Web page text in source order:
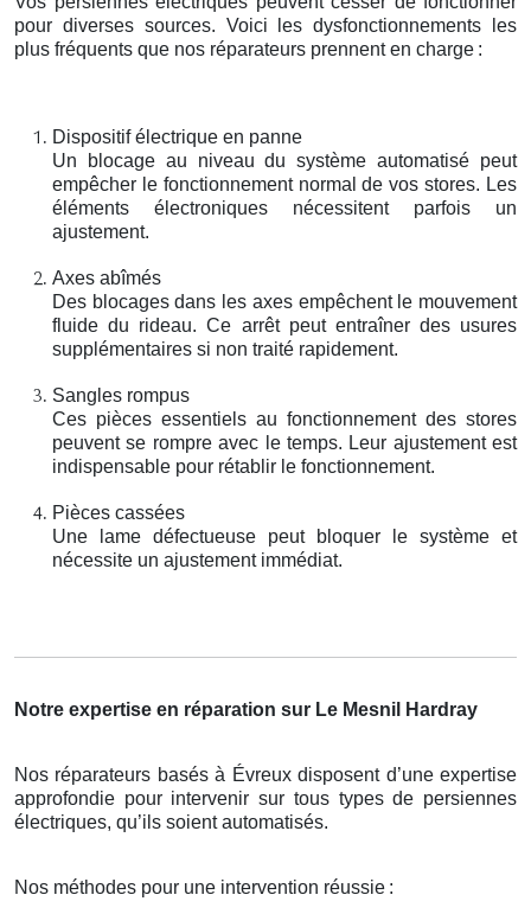
pour diverses sources. Voici les dysfonctionnements les
plus fréquents que nos réparateurs prennent en charge :
Dispositif électrique en panne
Un blocage au niveau du système automatisé peut
empêcher le fonctionnement normal de vos stores. Les
éléments électroniques nécessitent parfois un
ajustement.
Axes abîmés
Des blocages dans les axes empêchent le mouvement
fluide du rideau. Ce arrêt peut entraîner des usures
supplémentaires si non traité rapidement.
Sangles rompus
Ces pièces essentiels au fonctionnement des stores
peuvent se rompre avec le temps. Leur ajustement est
indispensable pour rétablir le fonctionnement.
Pièces cassées
Une lame défectueuse peut bloquer le système et
nécessite un ajustement immédiat.
Notre expertise en réparation sur Le Mesnil Hardray
Nos réparateurs basés à Évreux disposent d’une expertise
approfondie pour intervenir sur tous types de persiennes
électriques, qu’ils soient automatisés.
Nos méthodes pour une intervention réussie :